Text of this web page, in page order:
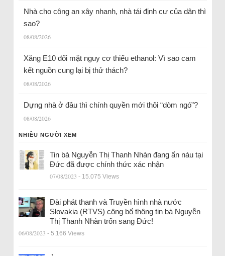
Nhà cho công an xây nhanh, nhà tái định cư của dân thì
sao?
08/08/2026
Xăng E10 đối mặt nguy cơ thiếu ethanol: Vì sao cam
kết nguồn cung lại bị thử thách?
08/08/2026
Dựng nhà ở đâu thì chính quyền mới thôi “dòm ngó”?
08/08/2026
NHIỀU NGƯỜI XEM
Tin bà Nguyễn Thị Thanh Nhàn đang ẩn náu tại
Đức đã được chính thức xác nhận
07/08/2023 - 15.075 Views
Đài phát thanh và Truyền hình nhà nước
Slovakia (RTVS) công bố thông tin bà Nguyễn
Thị Thanh Nhàn trốn sang Đức!
06/08/2023 - 5.166 Views